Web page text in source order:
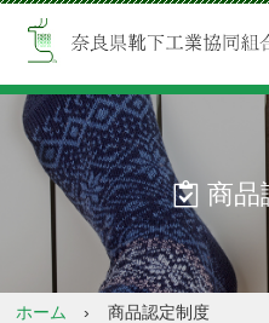
商品
ホーム › 商品認定制度